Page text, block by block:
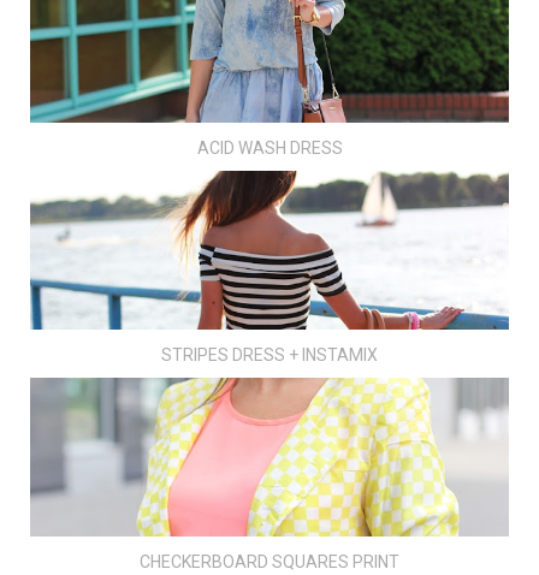
ACID WASH DRESS
STRIPES DRESS + INSTAMIX
CHECKERBOARD SQUARES PRINT